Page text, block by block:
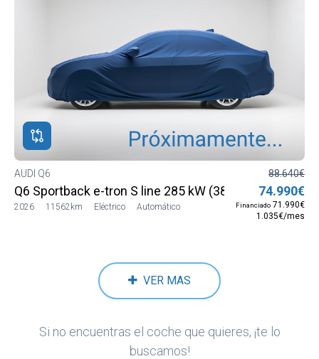
AUDI Q6
Q6 Sportback e-tron S line 285 kW (387 CV) quattro
2026 11562km Eléctrico Automático
88.640€
74.990€
Financiado 71.990€
1.035€/mes
VER MAS
Si no encuentras el coche que quieres, ¡te lo
buscamos!